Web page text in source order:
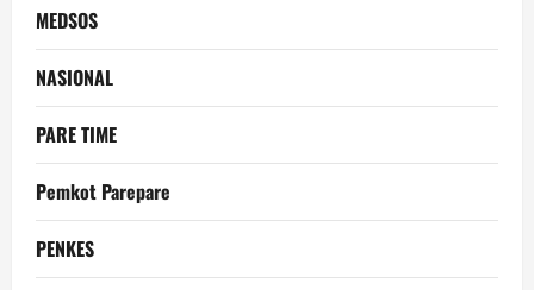
MEDSOS
NASIONAL
PARE TIME
Pemkot Parepare
PENKES